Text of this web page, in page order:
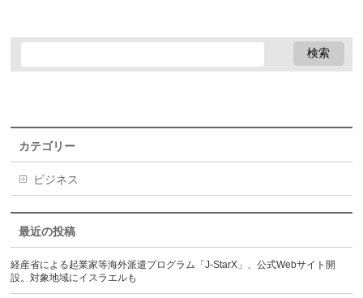
カテゴリー
ビジネス
最近の投稿
経産省による起業家等海外派遣プログラム「J-StarX」、公式Webサイト開
設。対象地域にイスラエルも